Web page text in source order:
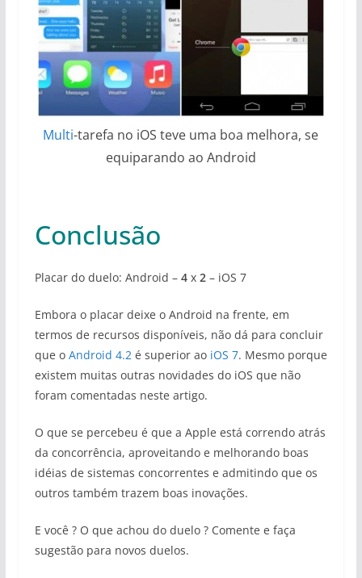
Multi-tarefa no iOS teve uma boa melhora, se
equiparando ao Android
Conclusão
Placar do duelo: Android – 4x 2– iOS 7
Embora o placar deixe o Android na frente, em
termos de recursos disponíveis, não dá para concluir
que o Android 4.2é superior ao iOS 7. Mesmo porque
existem muitas outras novidades do iOS que não
foram comentadas neste artigo.
O que se percebeu é que a Apple está correndo atrás
da concorrência, aproveitando e melhorando boas
idéias de sistemas concorrentes e admitindo que os
outros também trazem boas inovações.
E você ? O que achou do duelo ? Comente e faça
sugestão para novos duelos.